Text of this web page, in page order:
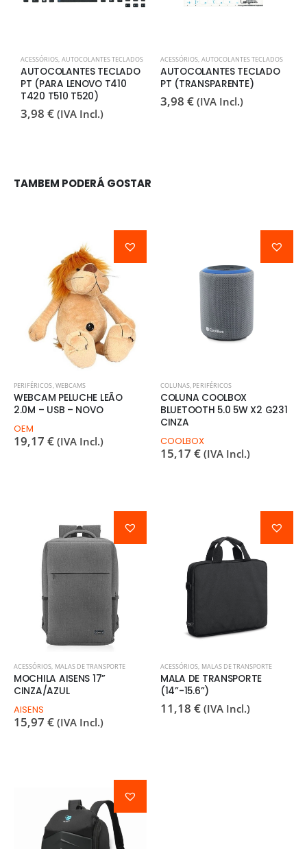
ACESSÓRIOS, AUTOCOLANTES TECLADOS
AUTOCOLANTES TECLADO
PT (PARA LENOVO T410
T420 T510 T520)
3,98 € (IVA Incl.)
ACESSÓRIOS, AUTOCOLANTES TECLADOS
AUTOCOLANTES TECLADO
PT (TRANSPARENTE)
3,98 € (IVA Incl.)
TAMBEM PODERÁ GOSTAR
PERIFÉRICOS,WEBCAMS
WEBCAM PELUCHE LEÃO
2.0M – USB – NOVO
OEM
19,17 € (IVA Incl.)
COLUNAS, PERIFÉRICOS
COLUNA COOLBOX
BLUETOOTH 5.0 5W X2 G231
CINZA
COOLBOX
15,17 € (IVA Incl.)
ACESSÓRIOS, MALAS DE TRANSPORTE
MOCHILA AISENS 17”
CINZA/AZUL
AISENS
15,97 € (IVA Incl.)
ACESSÓRIOS, MALAS DE TRANSPORTE
MALA DE TRANSPORTE
(14”-15.6”)
11,18 € (IVA Incl.)